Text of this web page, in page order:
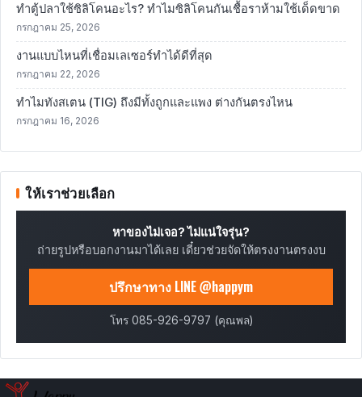
ทำตู้ปลาใช้ซิลิโคนอะไร? ทำไมซิลิโคนกันเชื้อราห้ามใช้เด็ดขาด
กรกฎาคม 25, 2026
งานแบบไหนที่เชื่อมเลเซอร์ทำได้ดีที่สุด
กรกฎาคม 22, 2026
ทำไมทังสเตน (TIG) ถึงมีทั้งถูกและแพง ต่างกันตรงไหน
กรกฎาคม 16, 2026
ให้เราช่วยเลือก
หาของไม่เจอ? ไม่แน่ใจรุ่น?
ถ่ายรูปหรือบอกงานมาได้เลย เดี๋ยวช่วยจัดให้ตรงงานตรงงบ
ปรึกษาทาง LINE @happym
โทร 085-926-9797 (คุณพล)